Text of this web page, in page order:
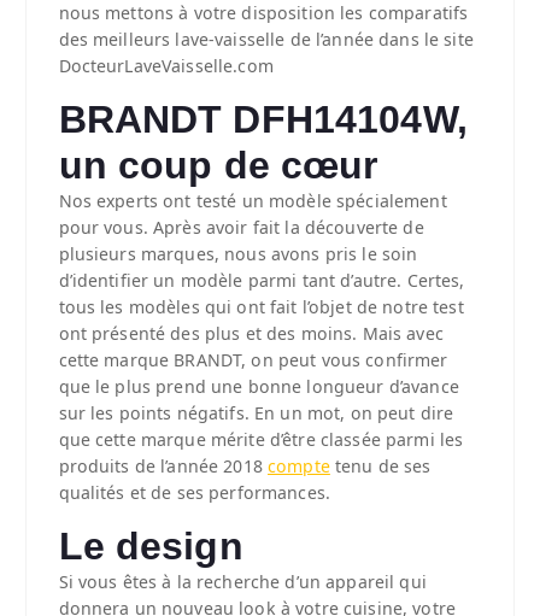
nous mettons à votre disposition les comparatifs
des meilleurs lave-vaisselle de l’année dans le site
DocteurLaveVaisselle.com
BRANDT DFH14104W,
un coup de cœur
Nos experts ont testé un modèle spécialement
pour vous. Après avoir fait la découverte de
plusieurs marques, nous avons pris le soin
d’identifier un modèle parmi tant d’autre. Certes,
tous les modèles qui ont fait l’objet de notre test
ont présenté des plus et des moins. Mais avec
cette marque BRANDT, on peut vous confirmer
que le plus prend une bonne longueur d’avance
sur les points négatifs. En un mot, on peut dire
que cette marque mérite d’être classée parmi les
produits de l’année 2018comptetenu de ses
qualités et de ses performances.
Le design
Si vous êtes à la recherche d’un appareil qui
donnera un nouveau look à votre cuisine, votre